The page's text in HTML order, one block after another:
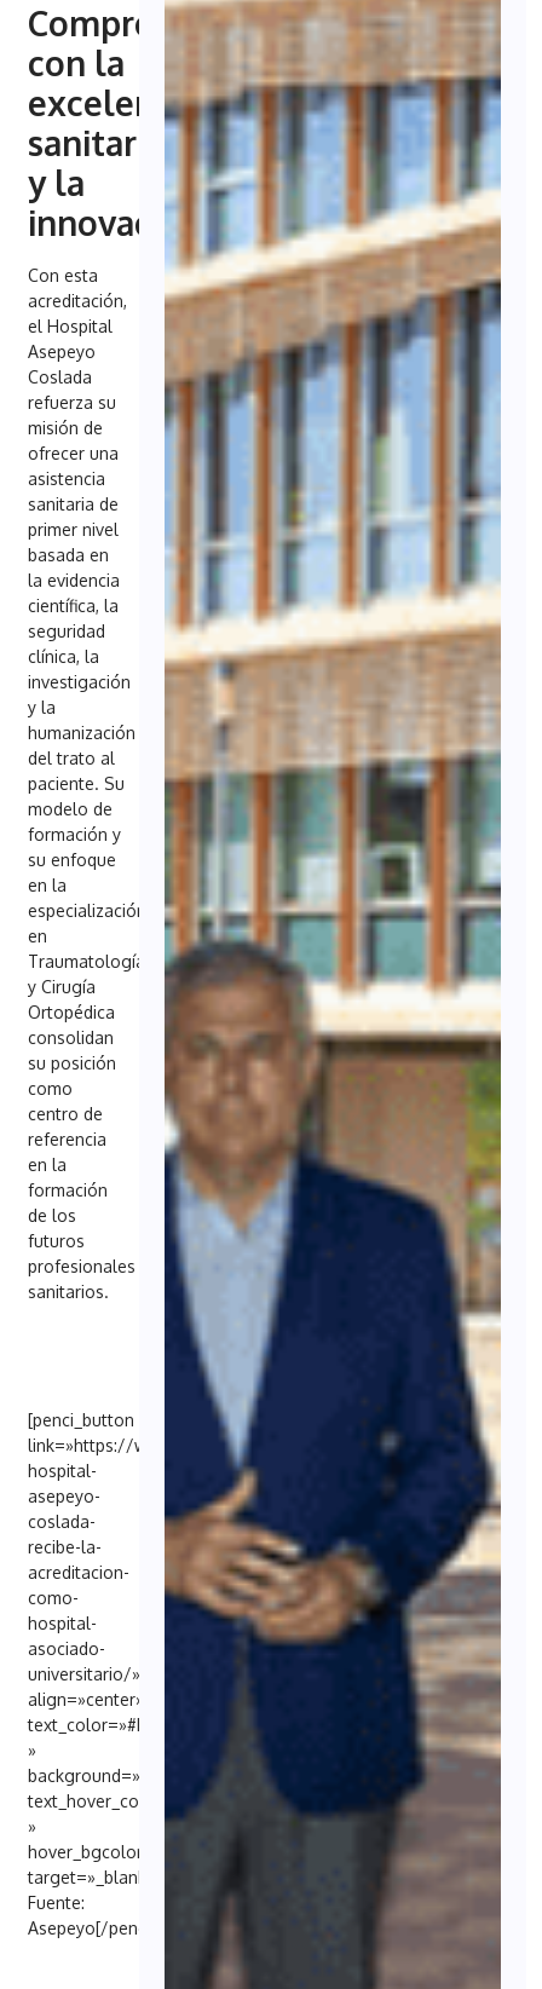
Compromiso
con la
excelencia
sanitaria
y la
innovación
Con esta
acreditación,
el Hospital
Asepeyo
Coslada
refuerza su
misión de
ofrecer una
asistencia
sanitaria de
primer nivel
basada en
la evidencia
científica, la
seguridad
clínica, la
investigación
y la
humanización
del trato al
paciente. Su
modelo de
formación y
su enfoque
en la
especialización
en
Traumatología
y Cirugía
Ortopédica
consolidan
su posición
como
centro de
referencia
en la
formación
de los
futuros
profesionales
sanitarios.
[penci_button
link=»https://www.asepeyo.es/noticia/el-
hospital-
asepeyo-
coslada-
recibe-la-
acreditacion-
como-
hospital-
asociado-
universitario/»
align=»center»
text_color=»#FFFFFF
»
background=»#6EB48C»
text_hover_color=»#FFFFFF
»
hover_bgcolor=»#000098″
target=»_blank»]
Fuente:
Asepeyo[/penci_button]